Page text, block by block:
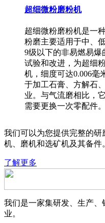
超细微粉磨粉机
超细微粉磨粉机是一
粉磨主要适用于中、
9级以下的非易燃易爆
试验和改进，为超细
机，细度可达0.006毫
于加工石膏、方解石
业。与气流磨相比，
需要更换一次零配件
我们可以为您提供完整的
机、磨机和选矿机及其备件
了解更多
我们是一家集研发、生产
业。